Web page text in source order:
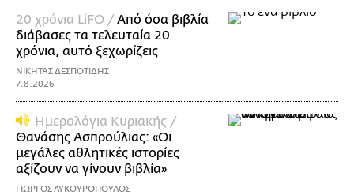
20 χρόνια LiFO /Από όσα βιβλία
διάβασες τα τελευταία 20
χρόνια, αυτό ξεχωρίζεις
ΝΙΚΗΤΑΣ ΔΕΣΠΟΤΙΔΗΣ
7.8.2026
Ημερολόγια Κυριακής /
Θανάσης Ασπρούλιας: «Οι
μεγάλες αθλητικές ιστορίες
αξίζουν να γίνουν βιβλία»
ΓΙΩΡΓΟΣ ΛΥΚΟΥΡΟΠΟΥΛΟΣ